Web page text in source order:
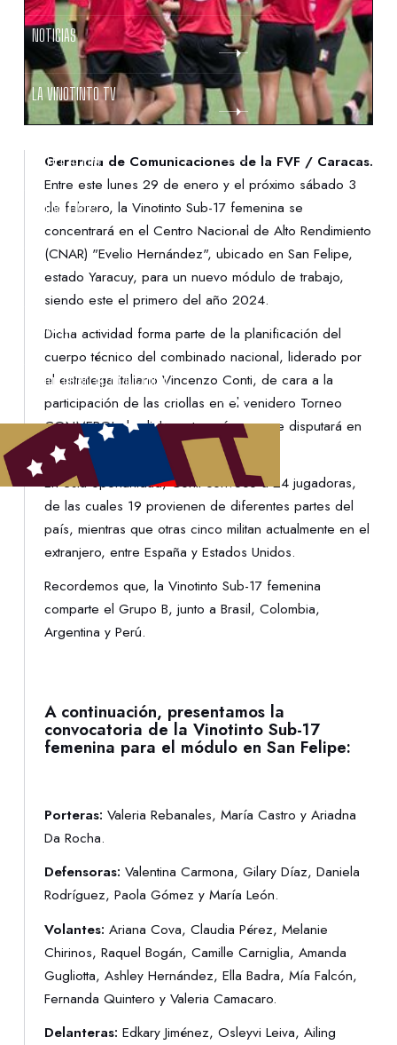
NOTICIAS
LA VINOTINTO TV
NOTIFICACIONES
NORMATIVAS
CONTACTO
DENUNCIAS
PROTECCIÓN DE LA INFANCIA
Gerencia de Comunicaciones de la FVF / Caracas.
Entre este lunes 29 de enero y el próximo sábado 3
de febrero, la Vinotinto Sub-17 femenina se
concentrará en el Centro Nacional de Alto Rendimiento
(CNAR) "Evelio Hernández", ubicado en San Felipe,
estado Yaracuy, para un nuevo módulo de trabajo,
siendo este el primero del año 2024.
Dicha actividad forma parte de la planificación del
cuerpo técnico del combinado nacional, liderado por
el estratega italiano Vincenzo Conti, de cara a la
participación de las criollas en el venidero Torneo
CONMEBOL de dicha categoría, que se disputará en
Paraguay entre el 13 y el 31 de marzo.
En esta oportunidad, Conti convocó a 24 jugadoras,
de las cuales 19 provienen de diferentes partes del
país, mientras que otras cinco militan actualmente en el
extranjero, entre España y Estados Unidos.
Recordemos que, la Vinotinto Sub-17 femenina
comparte el Grupo B, junto a Brasil, Colombia,
Argentina y Perú.
A continuación, presentamos la
convocatoria de la Vinotinto Sub-17
femenina para el módulo en San Felipe:
Porteras:Valeria Rebanales, María Castro y Ariadna
Da Rocha.
Defensoras:Valentina Carmona, Gilary Díaz, Daniela
Rodríguez, Paola Gómez y María León.
Volantes:Ariana Cova, Claudia Pérez, Melanie
Chirinos, Raquel Bogán, Camille Carniglia, Amanda
Gugliotta, Ashley Hernández, Ella Badra, Mía Falcón,
Fernanda Quintero y Valeria Camacaro.
Delanteras:Edkary Jiménez, Osleyvi Leiva, Ailing